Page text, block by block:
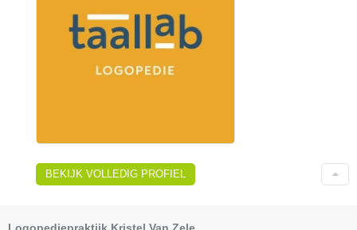
BEKIJK VOLLEDIG PROFIEL
Logopediepraktijk Kristel Van Zele